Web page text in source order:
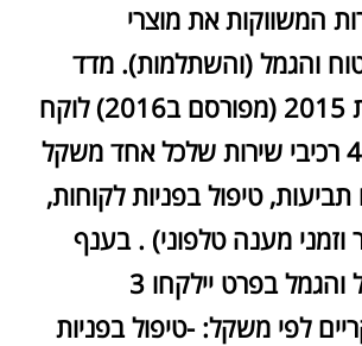
המשווקות את מוצרי
והגמל (והשתלמות). מדד
השירות בשנת 2015 (מפורסם ב2016) לוקח
בחשבון לרוב 4 רכיבי שירות שלכל אחד משקל
טיפול בפניות לקוחות,
וזמני מענה טלפוני) . בענף
הפנסיוני בכלל והגמל בפרט יילקחו 3
לפי משקל: -טיפול בפניות